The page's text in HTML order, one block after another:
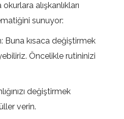
alışkanlıkları
sunuyor:
Buna kısaca değiştirmek
Öncelikle rutininizi
değiştirmek
verin.